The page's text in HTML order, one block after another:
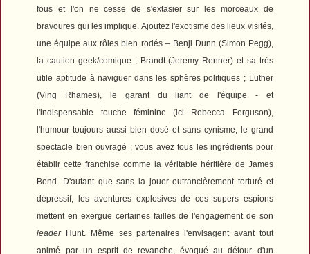
fous et l'on ne cesse de s'extasier sur les morceaux de
bravoures qui les implique. Ajoutez l'exotisme des lieux visités,
une équipe aux rôles bien rodés – Benji Dunn (Simon Pegg),
la caution geek/comique ; Brandt (Jeremy Renner) et sa très
utile aptitude à naviguer dans les sphères politiques ; Luther
(Ving Rhames), le garant du liant de l'équipe - et
l'indispensable touche féminine (ici Rebecca Ferguson),
l'humour toujours aussi bien dosé et sans cynisme, le grand
spectacle bien ouvragé : vous aveztous les ingrédients pour
établir cette franchise comme la véritable héritière de James
Bond. D'autant que sans la jouer outrancièrement torturé et
dépressif, les aventures explosives de ces supers espions
mettent en exergue certaines failles de l'engagement de son
leaderHunt. Même ses partenaires l'envisagent avant tout
animé par un esprit de revanche, évoqué au détour d'un